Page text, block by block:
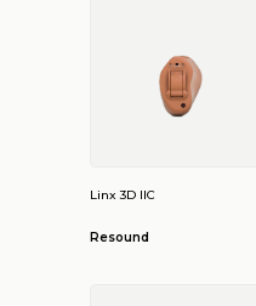
Linx 3D IIC
Resound